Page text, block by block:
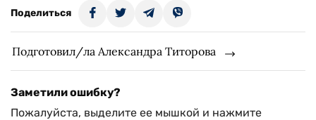
Поделиться
Подготовил/ла Александра Титорова
Заметили ошибку?
Пожалуйста, выделите ее мышкой и нажмите